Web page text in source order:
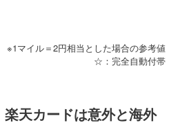
※1マイル＝2円相当とした場合の参考値
☆：完全自動付帯
楽天カードは意外と海外